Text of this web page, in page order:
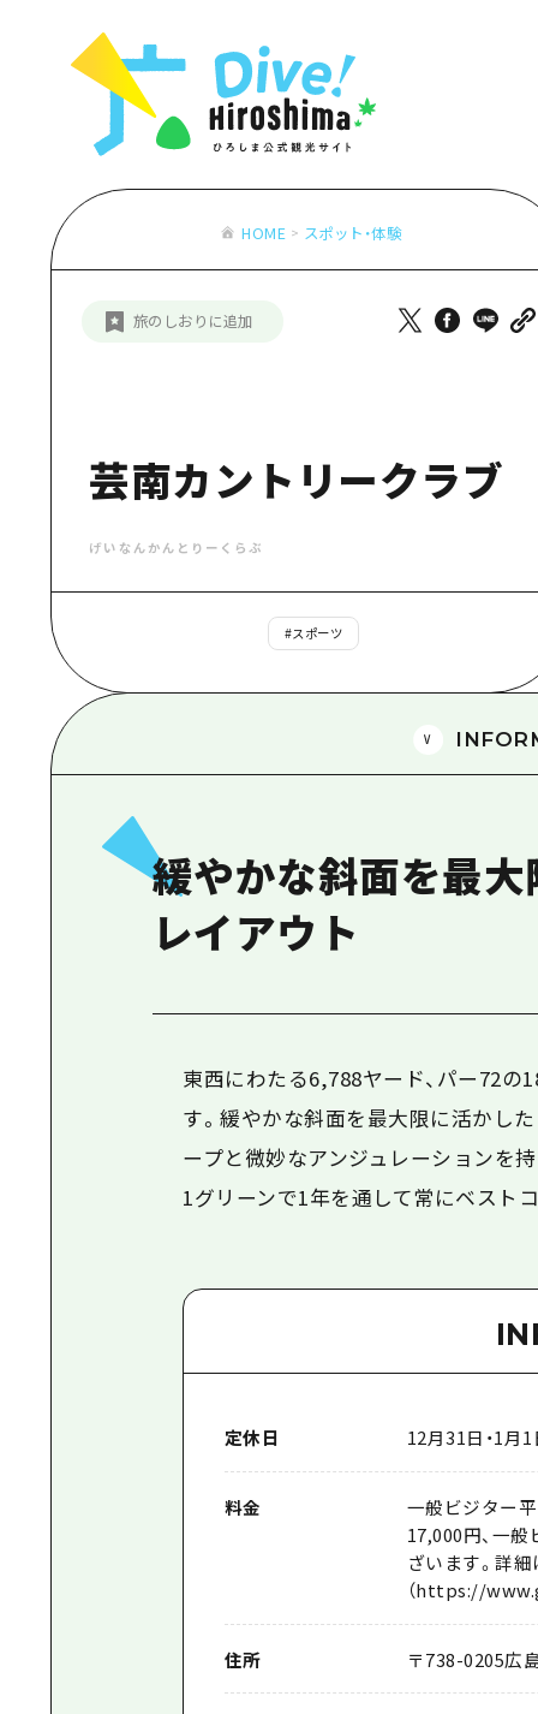
アート
おすすめ
お役立ち情報一覧
アクセス
二次交通まとめ
HOME スポット・体験
旅のしおりに追加
芸南カントリークラブ
げいなんかんとりーくらぶ
#スポーツ
緩やかな斜面を最
レイアウト
東西にわたる6,788ヤード、パー72の
す。緩やかな斜面を最大限に活かし
ープと微妙なアンジュレーションを
1グリーンで1年を通して常にベスト
定休日 12月31日・1
料金
一般ビジター平
17,000円、一
ざいます。詳
（https://
住所 〒738-0205広